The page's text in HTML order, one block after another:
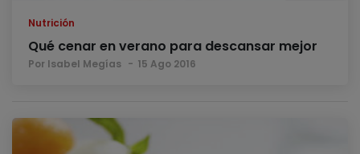
Nutrición
Qué cenar en verano para descansar mejor
Por Isabel Megías 15 Ago 2016